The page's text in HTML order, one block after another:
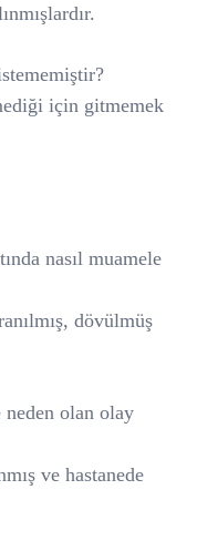
için gitmemek
nasıl muamele
dövülmüş
neden olan olay
ve hastanede